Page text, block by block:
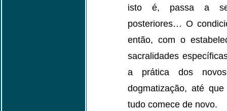
isto é, passa a se
posteriores… O
então, com o
sacralidades
a prática dos
dogmatização, até
tudo comece de novo.